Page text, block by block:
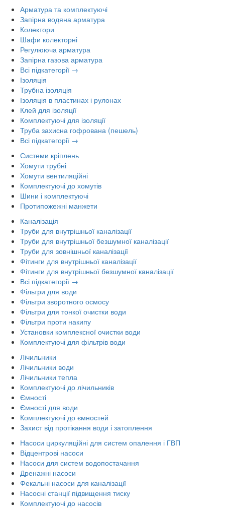
Арматура та комплектуючі
Запірна водяна арматура
Колектори
Шафи колекторні
Регулююча арматура
Запірна газова арматура
Всі підкатегорії →
Ізоляція
Трубна ізоляція
Ізоляція в пластинах і рулонах
Клей для ізоляції
Комплектуючі для ізоляції
Труба захисна гофрована (пешель)
Всі підкатегорії →
Системи кріплень
Хомути трубні
Хомути вентиляційні
Комплектуючі до хомутів
Шини і комплектуючі
Протипожежні манжети
Каналізація
Труби для внутрішньої каналізації
Труби для внутрішньої безшумної каналізації
Труби для зовнішньої каналізації
Фітинги для внутрішньої каналізації
Фітинги для внутрішньої безшумної каналізації
Всі підкатегорії →
Фільтри для води
Фільтри зворотного осмосу
Фільтри для тонкої очистки води
Фільтри проти накипу
Установки комплексної очистки води
Комплектуючі для фільтрів води
Лічильники
Лічильники води
Лічильники тепла
Комплектуючі до лічильників
Ємності
Ємності для води
Комплектуючі до ємностей
Захист від протікання води і затоплення
Насоси циркуляційні для систем опалення і ГВП
Відцентрові насоси
Насоси для систем водопостачання
Дренажні насоси
Фекальні насоси для каналізації
Насосні станції підвищення тиску
Комплектуючі до насосів